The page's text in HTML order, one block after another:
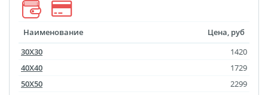
Обложка для
документов
Брелок Госномер
Кухонные
принадлежности
Наименование
Цена, руб
30Х30
1420
40Х40
1729
50Х50
2299